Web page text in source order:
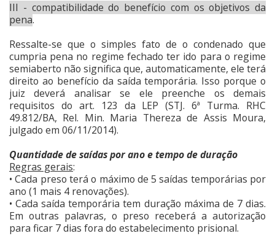
III - compatibilidade do benefício com os objetivos da
pena.
Ressalte-se que o simples fato de o condenado que
cumpria pena no regime fechado ter ido para o regime
semiaberto não significa que, automaticamente, ele terá
direito ao benefício da saída temporária. Isso porque o
juiz deverá analisar se ele preenche os demais
requisitos do art. 123 da LEP (STJ. 6ª Turma. RHC
49.812/BA, Rel. Min. Maria Thereza de Assis Moura,
julgado em 06/11/2014).
Quantidade de saídas por ano e tempo de duração
Regras gerais:
• Cada preso terá o máximo de 5 saídas temporárias por
ano (1 mais 4 renovações).
• Cada saída temporária tem duração máxima de 7 dias.
Em outras palavras, o preso receberá a autorização
para ficar 7 dias fora do estabelecimento prisional.